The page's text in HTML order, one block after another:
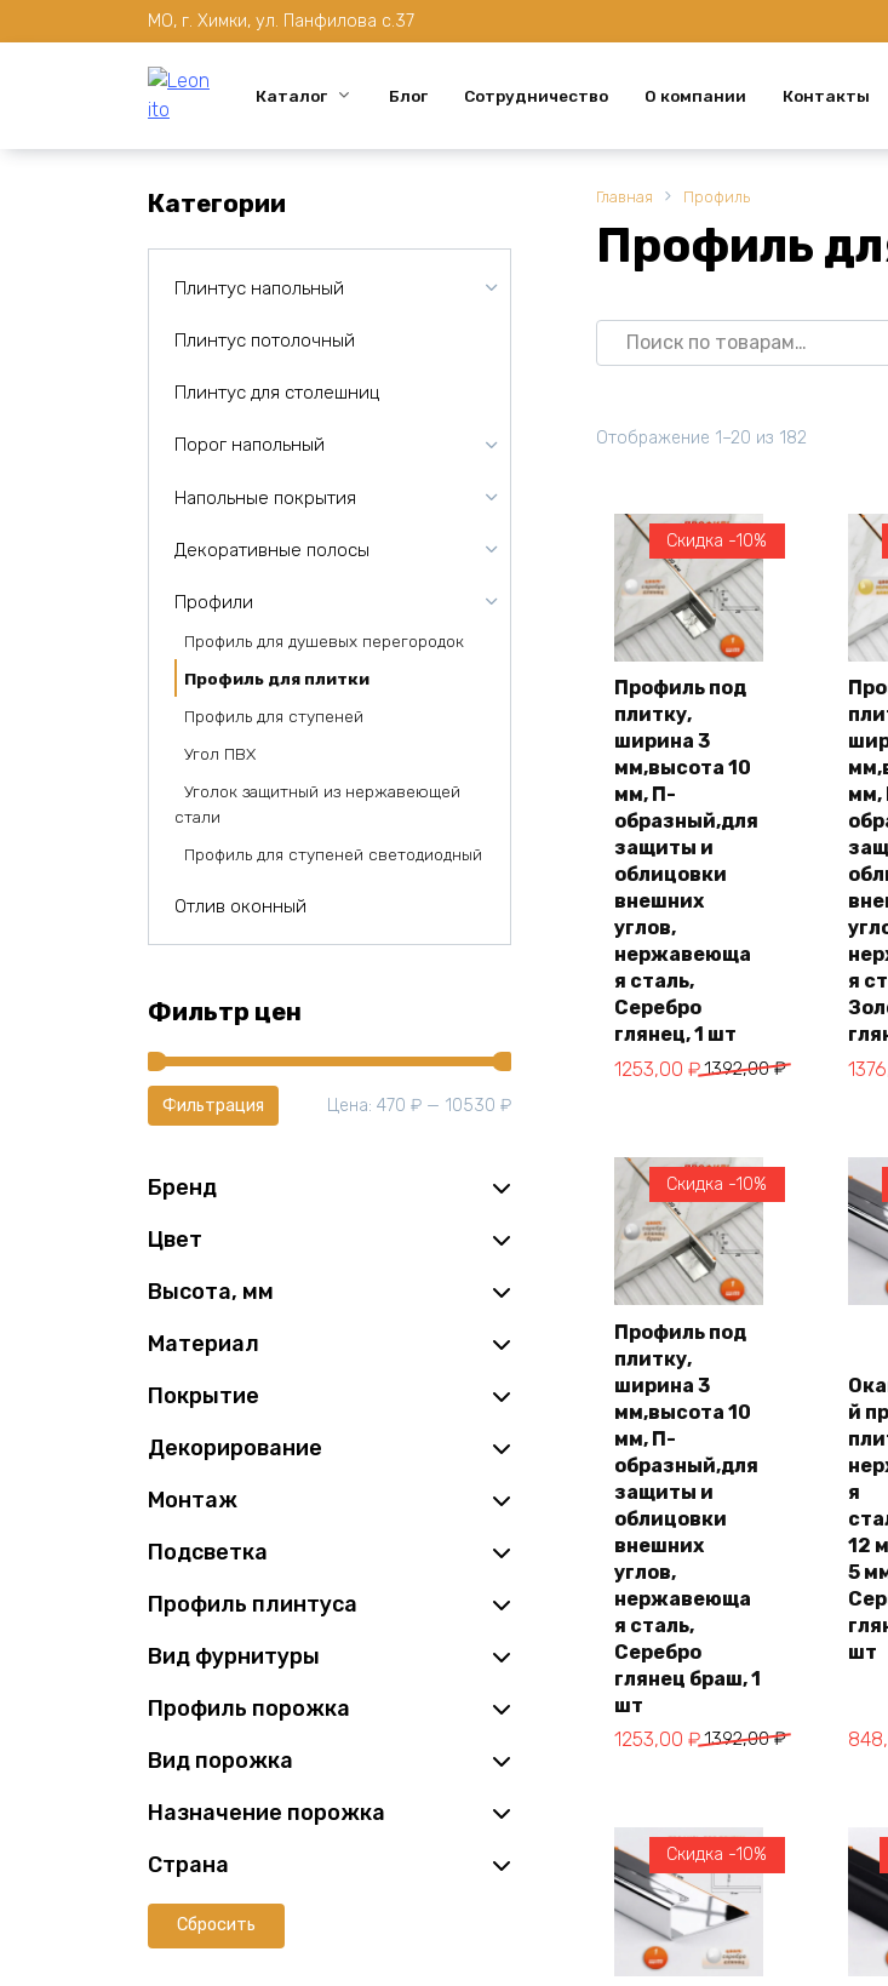
к
МО, г. Химки, ул. Панфилова с.37
Каталог Блог Сотрудничество О компании Контакты
Главная Профиль
Профиль
Искать:
Отображение 1–20 из 182
корзину
Скидка -10%
Профиль под
плитку,
ширина 3
мм,высота 10
мм, П-
образный,для
защиты и
облицовки
внешних
углов,
нержавеюща
я сталь,
Серебро
глянец, 1 шт
1392,00₽
Первоначальная
1392,00 ₽.
1253,00 ₽
Текущая
мм,
я
корзину
Скидка -10%
Профиль под
плитку,
ширина 3
мм,высота 10
мм, П-
образный,для
защиты и
облицовки
внешних
углов,
нержавеюща
я сталь,
Серебро
глянец браш, 1
шт
1392,00₽
Первоначальная
1392,00 ₽.
1253,00 ₽
Текущая
й
я
12
5
шт
Скидка -10%
Категории
Плинтус напольный
Плинтус потолочный
Плинтус для столешниц
Порог напольный
Напольные покрытия
Декоративные полосы
Профили
Профиль для душевых перегородок
Профиль для плитки
Профиль для ступеней
Угол ПВХ
Уголок защитный из нержавеющей
стали
Профиль для ступеней светодиодный
Отлив оконный
Фильтр цен
Минимальная
Максимальная
Фильтрация Цена: 470 ₽ — 10530 ₽
Бренд
Цвет
Высота, мм
Материал
Покрытие
Декорирование
Монтаж
Подсветка
Профиль плинтуса
Вид фурнитуры
Профиль порожка
Вид порожка
Назначение порожка
Страна
Сбросить